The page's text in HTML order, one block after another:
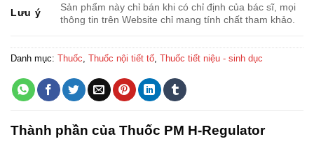
Lưu ý
Sản phẩm này chỉ bán khi có chỉ định của bác sĩ, mọi
thông tin trên Website chỉ mang tính chất tham khảo.
Danh mục: Thuốc Thuốc nội tiết tố Thuốc tiết niệu - sinh dục
Thành phần của Thuốc PM H-Regulator